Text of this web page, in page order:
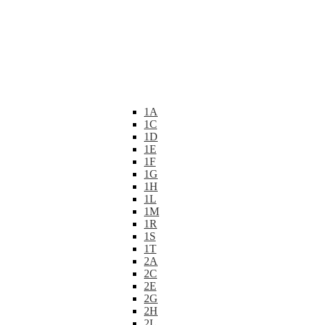
1A
1C
1D
1E
1F
1G
1H
1L
1M
1R
1S
1T
2A
2C
2E
2G
2H